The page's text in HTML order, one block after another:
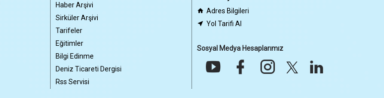
Haber Arşivi
Sirküler Arşivi
Tarifeler
Eğitimler
Bilgi Edinme
Deniz Ticareti Dergisi
Rss Servisi
Adres Bilgileri
Yol Tarifi Al
Sosyal Medya Hesaplarımız